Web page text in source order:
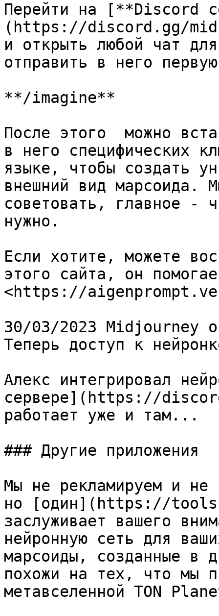
Перейти на [**Discord
(https://discord.gg/
и открыть любой чат
отправить в него
**/imagine**
После этого  можно
в него специфических
языке, чтобы создать
внешний вид марсоида.
советовать, главное -
нужно.
Если хотите, можете
этого сайта, он
<https://
30/03/2023 Midjourney
Теперь доступ к
Алекс интегрировал
сервере](https://
работает уже и там...
### Другие приложения
Мы не рекламируем и не
но [один](https://
заслуживает вашего
нейронную сеть для
марсоиды, созданные в
похожи на тех, что мы